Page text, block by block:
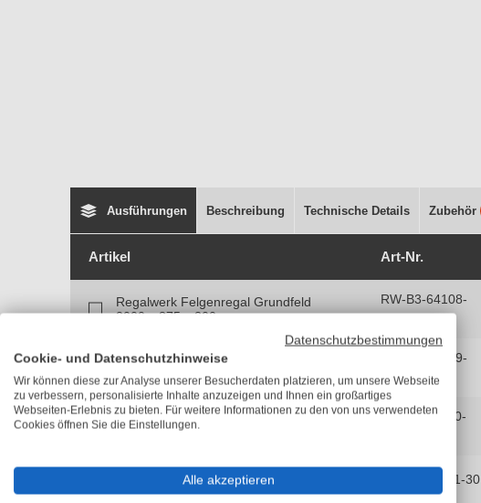
Ausführungen Beschreibung Technische Details Zubehör
Artikel Art-Nr.
Regalwerk Felgenregal Grundfeld
2000 x 875 x 300 mm
RW-B3-64108-
Regalwerk Felgenregal Anbaufeld
2000 x 875 x 300 mm
RW-B3-64109-
30
Regalwerk Felgenregal Grundfeld
2000 x 1005 x 300 mm
RW-B3-64110-
Regalwerk Felgenregal Anbaufeld
2000 x 1005 x 300 mm
RW-B3-64111-30
Datenschutzbestimmungen
Cookie- und Datenschutzhinweise
Wir können diese zur Analyse unserer Besucherdaten platzieren, um unsere Webseite
zu verbessern, personalisierte Inhalte anzuzeigen und Ihnen ein großartiges
Webseiten-Erlebnis zu bieten. Für weitere Informationen zu den von uns verwendeten
Cookies öffnen Sie die Einstellungen.
Alle akzeptieren